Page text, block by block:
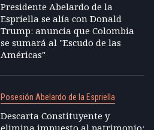
Presidente Abelardo de la
Espriella se alía con Donald
Trump: anuncia que Colombia
se sumará al "Escudo de las
Américas"
Posesión Abelardo de la Espriella
Descarta Constituyente y